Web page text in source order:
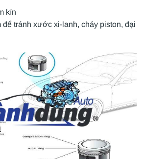
kín
tránh xước xi-lanh, cháy piston, đại